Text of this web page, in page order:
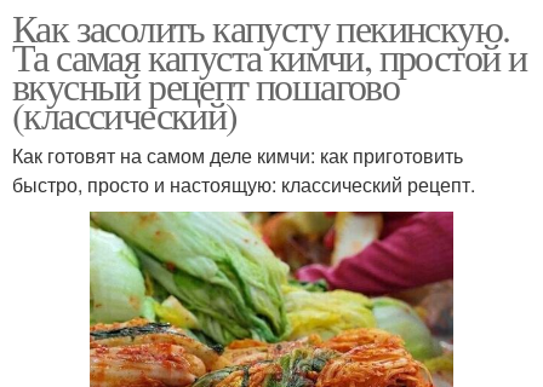
Как засолить капусту пекинскую.
Та самая капуста кимчи, простой и
вкусный рецепт пошагово
(классический)
Как готовят на самом деле кимчи: как приготовить
быстро, просто и настоящую: классический рецепт.